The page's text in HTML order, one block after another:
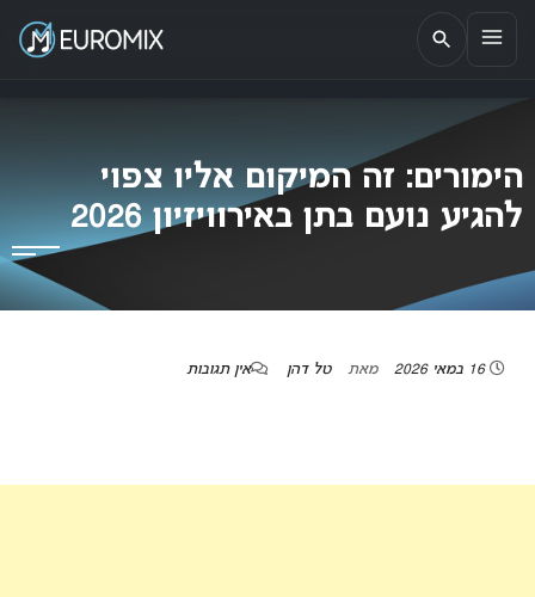
EUROMIX
אתר הבית של האירוויזיון בישראל
הימורים: זה המיקום אליו צפוי
להגיע נועם בתן באירוויזיון 2026
16 במאי 2026 מאת טל דהן אין תגובות